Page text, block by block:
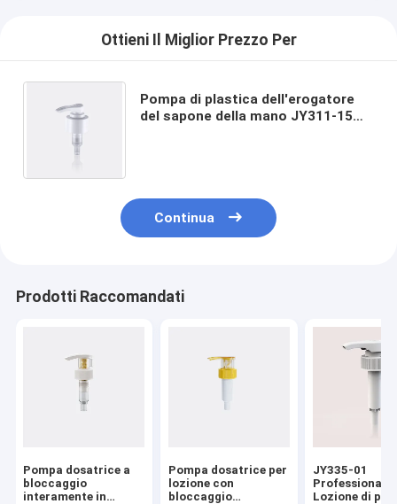
Ottieni Il Miglior Prezzo Per
Pompa di plastica dell'erogatore
del sapone della mano JY311-15
Continua
Prodotti Raccomandati
Pompa dosatrice a
bloccaggio
interamente in
Pompa dosatrice per
lozione con
bloccaggio
JY335-01
Professionale
Lozione di